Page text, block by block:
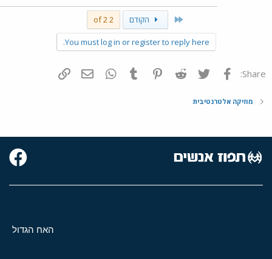
First הקודם 2 of 2
You must log in or register to reply here.
Share: פייסבוק Twitter
Reddit
Pinterest
Tumblr
WhatsAppדואר אלקטרוני
מוזיקה אלטרנטיבית
האח הגדול